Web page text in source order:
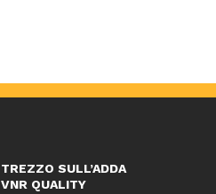
TREZZO SULL’ADDA
VNR QUALITY